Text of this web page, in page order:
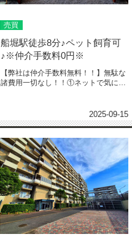
売買
船堀駅徒歩8分♪ペット飼育可
♪※仲介手数料0円※
【弊社は仲介手数料無料！！】無駄な
諸費用一切なし！！①ネットで気にな
2025-09-15